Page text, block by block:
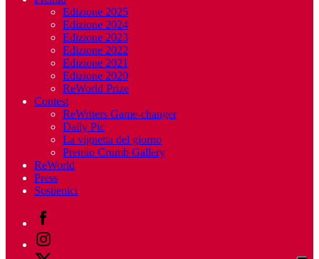
Edizione 2025
Edizione 2024
Edizione 2023
Edizione 2022
Edizione 2021
Edizione 2020
ReWorld Prize
Contest
ReWriters Game-changer
Daily Pic
La vignetta del giorno
Premio Crumb Gallery
ReWorld
Press
Sostienici
Facebook
Instagram
Twitter